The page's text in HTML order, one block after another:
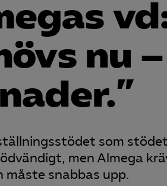
nu
som
men Almega
måste snabbas upp.